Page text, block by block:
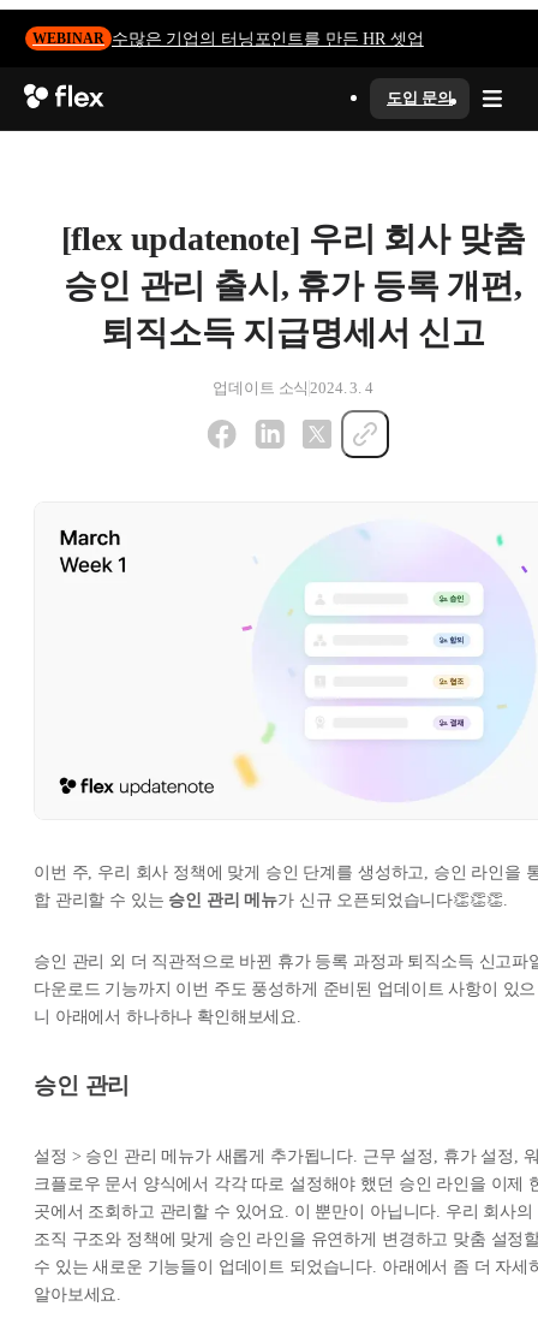
WEBINAR 수많은 기업의 터닝포인트를 만든 HR 셋업
도입 문의
[flex updatenote] 우리 회사 맞춤
승인 관리 출시, 휴가 등록 개편,
퇴직소득 지급명세서 신고
업데이트 소식 2024. 3. 4
이번 주, 우리 회사 정책에 맞게 승인 단계를 생성하고, 승인 라인을
합 관리할 수 있는 승인 관리 메뉴가 신규 오픈되었습니다👏👏👏.
승인 관리 외 더 직관적으로 바뀐 휴가 등록 과정과 퇴직소득 신고파
다운로드 기능까지 이번 주도 풍성하게 준비된 업데이트 사항이 있으
니 아래에서 하나하나 확인해보세요.
승인 관리
설정 > 승인 관리 메뉴가 새롭게 추가됩니다. 근무 설정, 휴가 설정,
크플로우 문서 양식에서 각각 따로 설정해야 했던 승인 라인을 이제
곳에서 조회하고 관리할 수 있어요. 이 뿐만이 아닙니다. 우리 회사의
조직 구조와 정책에 맞게 승인 라인을 유연하게 변경하고 맞춤 설정
수 있는 새로운 기능들이 업데이트 되었습니다. 아래에서 좀 더 자세
알아보세요.